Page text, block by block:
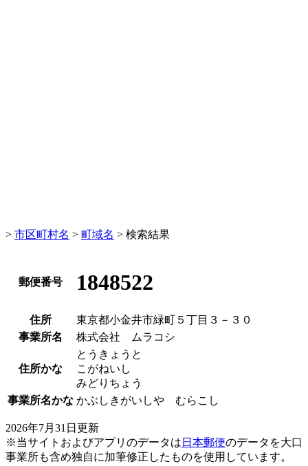
> 市区町村名 > 町域名 > 検索結果
郵便番号 1848522
住所
東京都小金井市緑町５丁目３－３０
事業所名
株式会社 ムラコシ
住所かな
とうきょうと
こがねいし
みどりちょう
事業所名かな かぶしきがいしや むらこし
2026年7月31日更新
※当サイトおよびアプリのデータは 日本郵便のデータを大口
事業所も含め独自に加筆修正したものを使用しています。